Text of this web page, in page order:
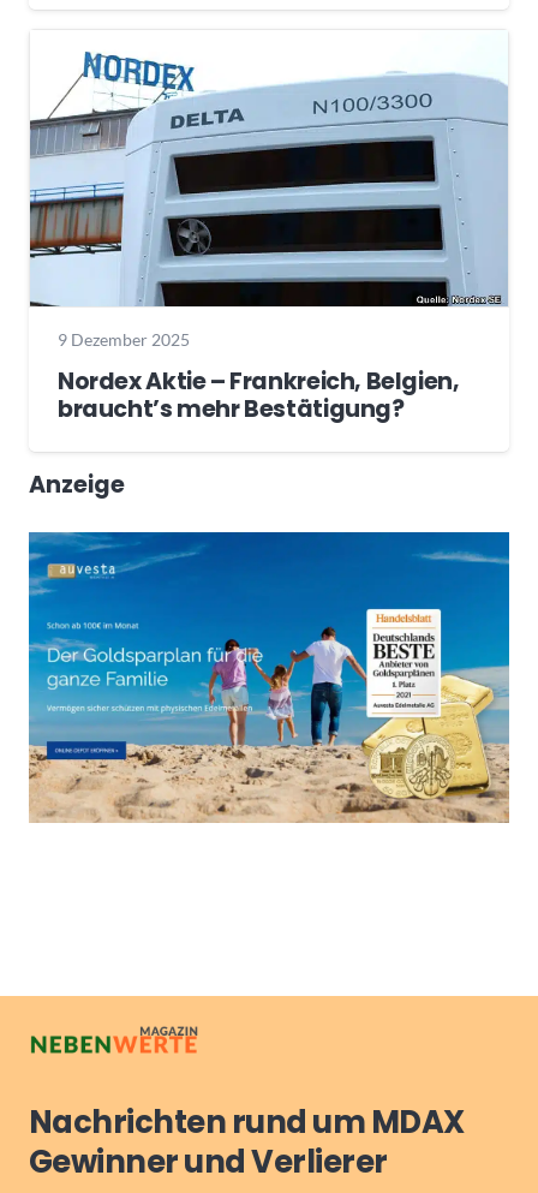
9 Dezember 2025
Nordex Aktie – Frankreich, Belgien,
braucht’s mehr Bestätigung?
Anzeige
Nachrichten rund um MDAX
Gewinner und Verlierer